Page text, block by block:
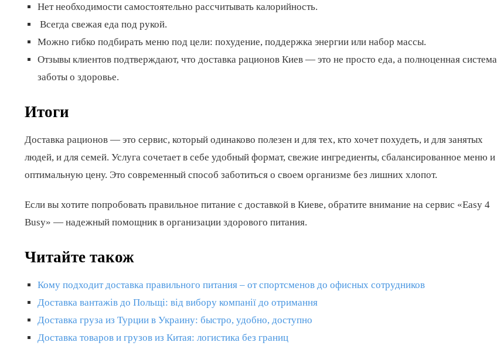
Нет необходимости самостоятельно рассчитывать калорийность.
Всегда свежая еда под рукой.
Можно гибко подбирать меню под цели: похудение, поддержка энергии или набор массы.
Отзывы клиентов подтверждают, что доставка рационов Киев — это не просто еда, а полноценная система
заботы о здоровье.
Итоги
Доставка рационов — это сервис, который одинаково полезен и для тех, кто хочет похудеть, и для занятых
людей, и для семей. Услуга сочетает в себе удобный формат, свежие ингредиенты, сбалансированное меню и
оптимальную цену. Это современный способ заботиться о своем организме без лишних хлопот.
Если вы хотите попробовать правильное питание с доставкой в Киеве, обратите внимание на сервис «Easy 4
Busy» — надежный помощник в организации здорового питания.
Читайте також
Кому подходит доставка правильного питания – от спортсменов до офисных сотрудников
Доставка вантажів до Польщі: від вибору компанії до отримання
Доставка груза из Турции в Украину: быстро, удобно, доступно
Доставка товаров и грузов из Китая: логистика без границ